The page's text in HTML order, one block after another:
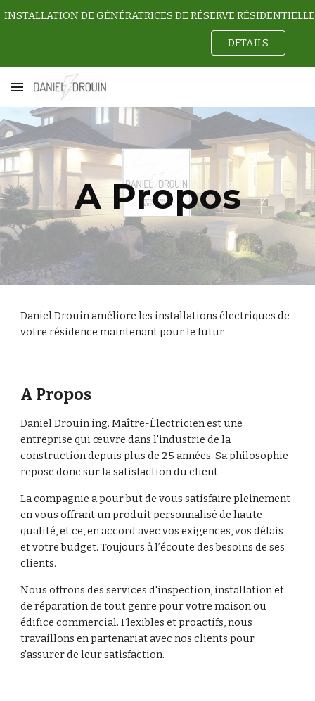
DETAILS
A Propos
Daniel Drouin améliore les installations électriques de
votre résidence maintenant pour le futur
A Propos
Daniel Drouin ing. Maître-Électricien est une
entreprise qui œuvre dans l'industrie de la
construction depuis plus de 25 années. Sa philosophie
repose donc sur la satisfaction du client.
La compagnie a pour but de vous satisfaire pleinement
en vous offrant un produit personnalisé de haute
qualité, et ce, en accord avec vos exigences, vos délais
et votre budget. Toujours à l’écoute des besoins de ses
clients.
Nous offrons des services d'inspection, installation et
de réparation de tout genre pour votre maison ou
édifice commercial. Flexibles et proactifs, nous
travaillons en partenariat avec nos clients pour
s'assurer de leur satisfaction.